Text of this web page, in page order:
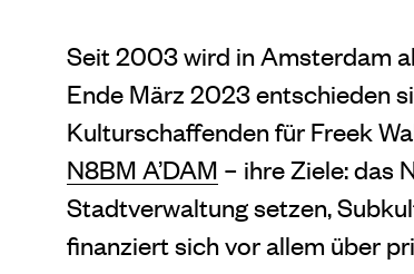
Seit 2003 wird in Amsterdam
Ende März 2023 entschieden
Kulturschaffenden für Freek
N8BM A’DAM – ihre Ziele: das
Stadtverwaltung setzen,
finanziert sich vor allem über